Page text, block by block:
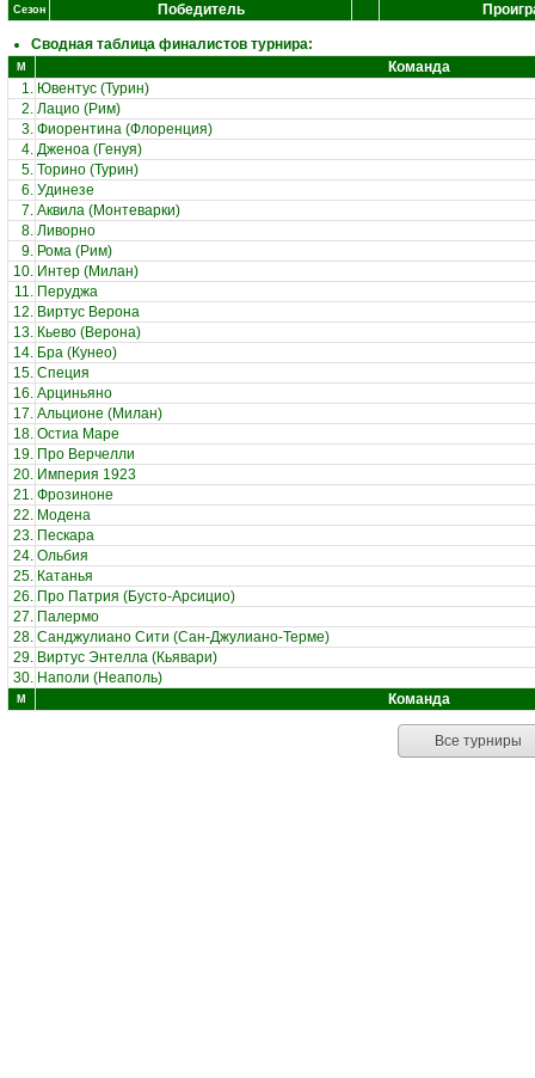
Сезон Победитель
Сводная таблица финалистов турнира:
М
Команда
1. Ювентус (Турин)
2. Лацио (Рим)
3. Фиорентина (Флоренция)
4. Дженоа (Генуя)
5. Торино (Турин)
6. Удинезе
7. Аквила (Монтеварки)
8. Ливорно
9. Рома (Рим)
10. Интер (Милан)
11. Перуджа
12. Виртус Верона
13. Кьево (Верона)
14. Бра (Кунео)
15. Специя
16. Арциньяно
17. Альционе (Милан)
18. Остиа Маре
19. Про Верчелли
20. Империя 1923
21. Фрозиноне
22. Модена
23. Пескара
24. Ольбия
25. Катанья
26. Про Патрия (Бусто-Арсицио)
27. Палермо
28. Санджулиано Сити (Сан-Джулиано-Терме)
29. Виртус Энтелла (Кьявари)
30. Наполи (Неаполь)
М Команда
Все турниры